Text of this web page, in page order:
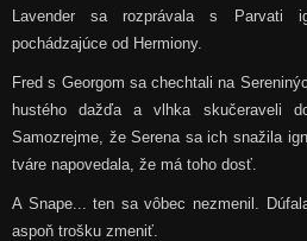
Lavender sa rozprávala s Parvati
pochádzajúce od Hermiony.
Fred s Georgom sa chechtali na
hustého dažďa a vlhka skučeraveli
Samozrejme, že Serena sa ich snažila
tváre napovedala, že má toho dosť.
A Snape... ten sa vôbec nezmenil.
aspoň trošku zmeniť.